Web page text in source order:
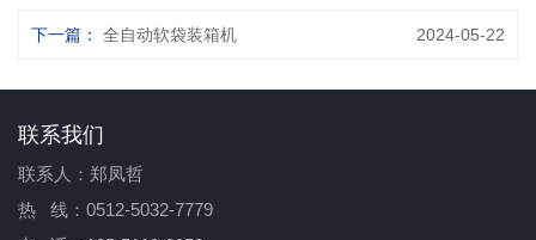
下一篇： 全自动软袋装箱机 2024-05-22
联系我们
联系人：郑凤哲
热 线：0512-5032-7779